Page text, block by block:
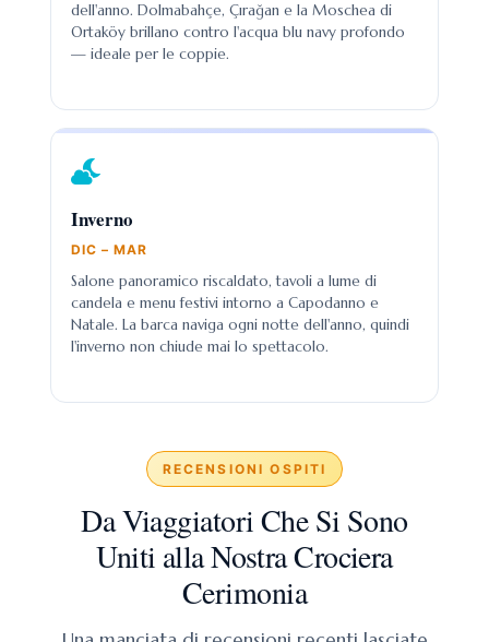
dell'anno. Dolmabahçe, Çırağan e la Moschea di
Ortaköy brillano contro l'acqua blu navy profondo
— ideale per le coppie.
Inverno
DIC – MAR
Salone panoramico riscaldato, tavoli a lume di
candela e menu festivi intorno a Capodanno e
Natale. La barca naviga ogni notte dell'anno, quindi
l'inverno non chiude mai lo spettacolo.
RECENSIONI OSPITI
Da Viaggiatori Che Si Sono
Uniti alla Nostra Crociera
Cerimonia